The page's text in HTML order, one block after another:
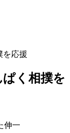
を応援
く相撲を
伸一